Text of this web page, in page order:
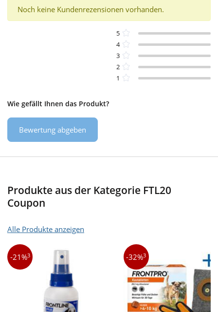
Noch keine Kundenrezensionen vorhanden.
5
4
3
2
1
Wie gefällt Ihnen das Produkt?
Bewertung abgeben
Produkte aus der Kategorie FTL20
Coupon
Alle Produkte anzeigen
-21%3 -32%3